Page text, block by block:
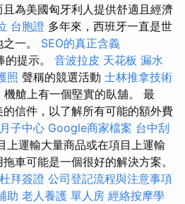
為美國匈牙利人提供舒適且經濟
台胞證 多年來，西班牙一直是世
一。 SEO的真正含義
提示。 音波拉皮 天花板 漏水
照 聲稱的競選活動 士林推拿技術
機艙上有一個堅實的臥舖。 最
信件，以了解所有可能的額外費
月子中心 Google商家檔案 台中刮
上運輸大量商品或在項目上運輸
車可能是一個很好的解決方案。
杜拜簽證 公司登記流程與注意事項
助 老人養護 單人房 經絡按摩學